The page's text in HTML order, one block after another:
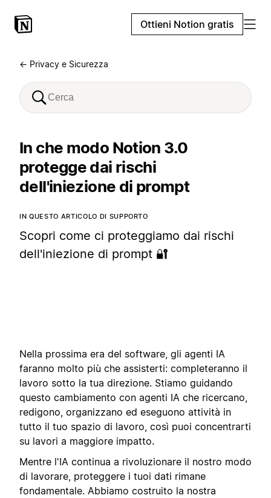
Ottieni Notion gratis
← Privacy e Sicurezza
In che modo Notion 3.0
protegge dai rischi
dell'iniezione di prompt
IN QUESTO ARTICOLO DI SUPPORTO
Scopri come ci proteggiamo dai rischi
dell'iniezione di prompt 🔐
Nella prossima era del software, gli agenti IA
faranno molto più che assisterti: completeranno il
lavoro sotto la tua direzione. Stiamo guidando
questo cambiamento con agenti IA che ricercano,
redigono, organizzano ed eseguono attività in
tutto il tuo spazio di lavoro, così puoi concentrarti
su lavori a maggiore impatto.
Mentre l'IA continua a rivoluzionare il nostro modo
di lavorare, proteggere i tuoi dati rimane
fondamentale. Abbiamo costruito la nostra